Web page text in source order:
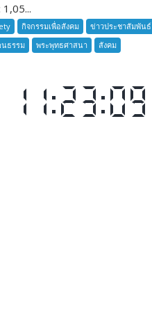
เสือ
ชาว
บ้าน
เปิด
รับ
กิจกรรมเพื่อสังคม ข่าวประชาสัมพันธ์
ธรรม
พระพุทธศาสนา สังคม